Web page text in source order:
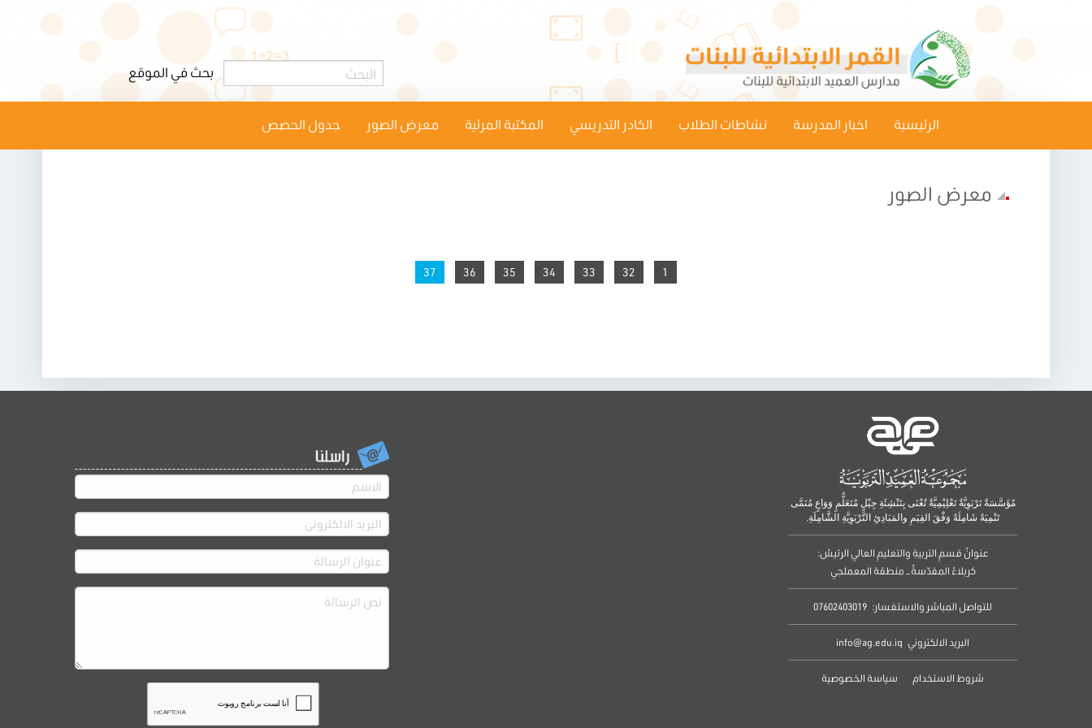
الرئيسية اخبار المدرسة نشاطات الطلاب الكادر التدريسي المكتبة المرئية معرض الصور جدول الحصص
معرض الصور
1
32
33
34
35
36
You're on page
37
مُؤَسَّسَةٌ تَرْبَوِيَّةٌ تَعْلِيْمِيَّةٌ تُعْنَى بِتَنْشِئَةِ جِيْلٍ مُتَعَلٌّمٍ وَوَاعٍ مُنَمَّى
تَنْمِيَةً شَامِلَةً وَفْقَ القِيَمِ والمَبَادِئِ التَّرْبَوِيَّةِ الشَّامِلَةِ.
عنوانُ قسمِ التربيةِ والتعليمِ العالي الرئيسُ:
كربلاءُ المقدّسةُ – منطقة المعملجي
للتواصل المباشر والاستفسار: 07602403019
البريد الالكتروني info@ag.edu.iq
شروط الاستخدام سياسة الخصوصية